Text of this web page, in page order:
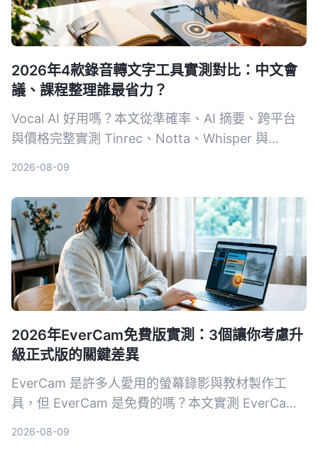
2026年4款錄音轉文字工具實測對比：中文會
議、課程整理誰最省力？
Vocal AI 好用嗎？本文從準確率、AI 摘要、跨平台
與價格完整實測 Tinrec、Notta、Whisper 與
2026-08-09
2026年EverCam免費版實測：3個讓你考慮升
級正式版的關鍵差異
EverCam 是許多人愛用的螢幕錄影與教材製作工
具，但 EverCam 是免費的嗎？本文實測 EverCam
2026-08-09